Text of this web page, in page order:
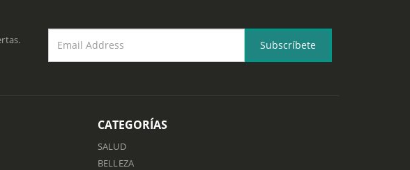
CATEGORÍAS
SALUD
BELLEZA